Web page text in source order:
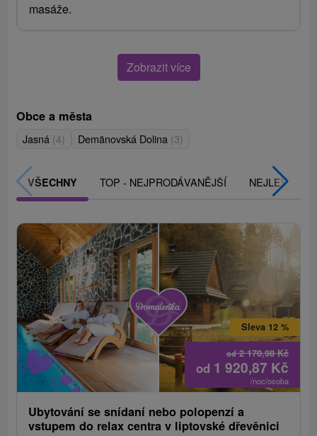
masáže.
Zobrazit více
Obce a města
Jasná (4) Demänovská Dolina (3)
VŠECHNY TOP - NEJPRODÁVANĚJŠÍ NEJLEVNĚJŠÍ
od2 170,98Kč
Sleva 12 %
od 1 920,87 Kč
/noc/osoba
Ubytování se snídaní nebo polopenzí a
vstupem do relax centra v liptovské dřevěnici